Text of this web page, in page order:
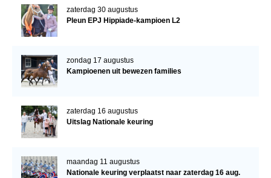
zaterdag 30 augustus
Pleun EPJ Hippiade-kampioen L2
zondag 17 augustus
Kampioenen uit bewezen families
zaterdag 16 augustus
Uitslag Nationale keuring
maandag 11 augustus
Nationale keuring verplaatst naar zaterdag 16 aug.